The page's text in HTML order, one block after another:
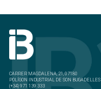
CARRER MAGDALENA, 21, 07180
POLÍGON INDUSTRIAL DE SON BUGADELLES
(+34) 971 139 333